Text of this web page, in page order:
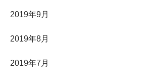
2019年9月
2019年8月
2019年7月